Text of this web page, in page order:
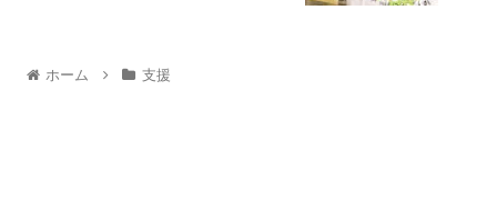
ホーム 支援